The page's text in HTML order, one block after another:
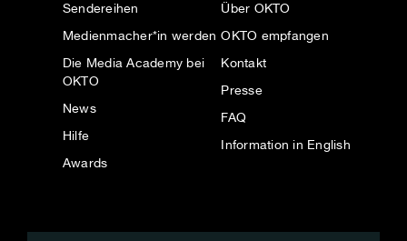
Sendereihen
Medienmacher*in werden
Die Media Academy bei
OKTO
News
Hilfe
Awards
Über OKTO
OKTO empfangen
Kontakt
Presse
FAQ
Information in English